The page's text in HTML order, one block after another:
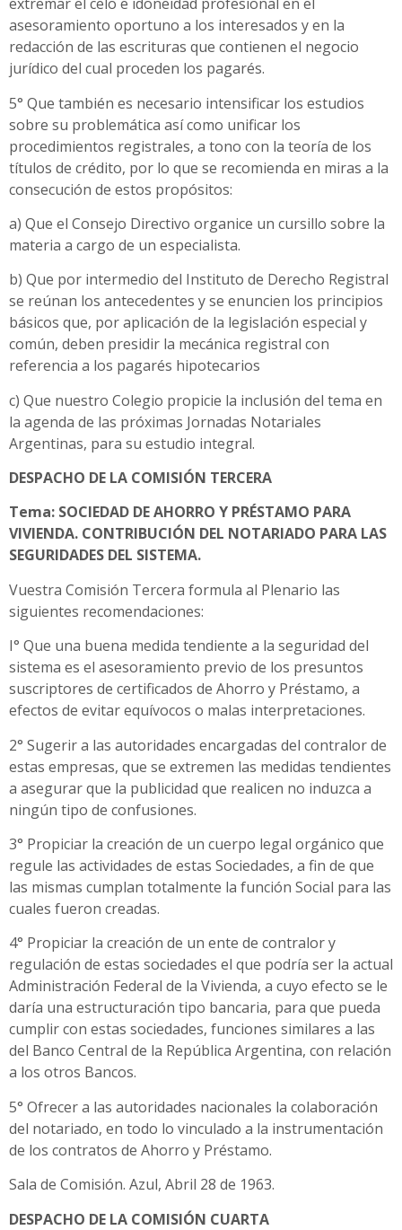
asesoramiento oportuno a los interesados y en la
redacción de las escrituras que contienen el negocio
jurídico del cual proceden los pagarés.
5° Que también es necesario intensificar los estudios
sobre su problemática así como unificar los
procedimientos registrales, a tono con la teoría de los
títulos de crédito, por lo que se recomienda en miras a la
consecución de estos propósitos:
a) Que el Consejo Directivo organice un cursillo sobre la
materia a cargo de un especialista.
b) Que por intermedio del Instituto de Derecho Registral
se reúnan los antecedentes y se enuncien los principios
básicos que, por aplicación de la legislación especial y
común, deben presidir la mecánica registral con
referencia a los pagarés hipotecarios
c) Que nuestro Colegio propicie la inclusión del tema en
la agenda de las próximas Jornadas Notariales
Argentinas, para su estudio integral.
DESPACHO DE LA COMISIÓN TERCERA
Tema: SOCIEDAD DE AHORRO Y PRÉSTAMO PARA
VIVIENDA. CONTRIBUCIÓN DEL NOTARIADO PARA LAS
SEGURIDADES DEL SISTEMA.
Vuestra Comisión Tercera formula al Plenario las
siguientes recomendaciones:
I° Que una buena medida tendiente a la seguridad del
sistema es el asesoramiento previo de los presuntos
suscriptores de certificados de Ahorro y Préstamo, a
efectos de evitar equívocos o malas interpretaciones.
2° Sugerir a las autoridades encargadas del contralor de
estas empresas, que se extremen las medidas tendientes
a asegurar que la publicidad que realicen no induzca a
ningún tipo de confusiones.
3° Propiciar la creación de un cuerpo legal orgánico que
regule las actividades de estas Sociedades, a fin de que
las mismas cumplan totalmente la función Social para las
cuales fueron creadas.
4° Propiciar la creación de un ente de contralor y
regulación de estas sociedades el que podría ser la actual
Administración Federal de la Vivienda, a cuyo efecto se le
daría una estructuración tipo bancaria, para que pueda
cumplir con estas sociedades, funciones similares a las
del Banco Central de la República Argentina, con relación
a los otros Bancos.
5° Ofrecer a las autoridades nacionales la colaboración
del notariado, en todo lo vinculado a la instrumentación
de los contratos de Ahorro y Préstamo.
Sala de Comisión. Azul, Abril 28 de 1963.
DESPACHO DE LA COMISIÓN CUARTA